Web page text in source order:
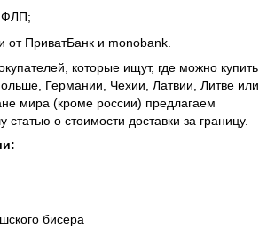
ФЛП;
от ПриватБанк и monobank.
которые ищут, где можно купить
Германии, Чехии, Латвии, Литве или
мира (кроме россии) предлагаем
статью о стоимости доставки за границу.
бисера